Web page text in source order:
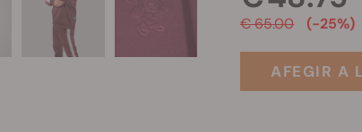
€ 65.00 (-25%)
AFEGIR A